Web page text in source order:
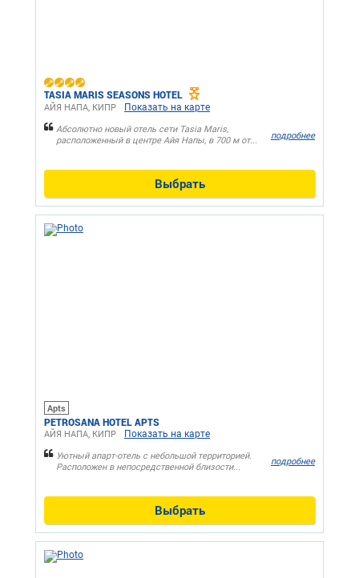
TASIA MARIS SEASONS HOTEL
АЙЯ НАПА, КИПР Показать на карте
Абсолютно новый отель сети Tasia Maris,
расположенный в центре Айя Напы, в 700 м от...
подробнее
Выбрать
Apts
PETROSANA HOTEL APTS
АЙЯ НАПА, КИПР Показать на карте
Уютный апарт-отель с небольшой территорией.
Расположен в непосредственной близости...
подробнее
Выбрать